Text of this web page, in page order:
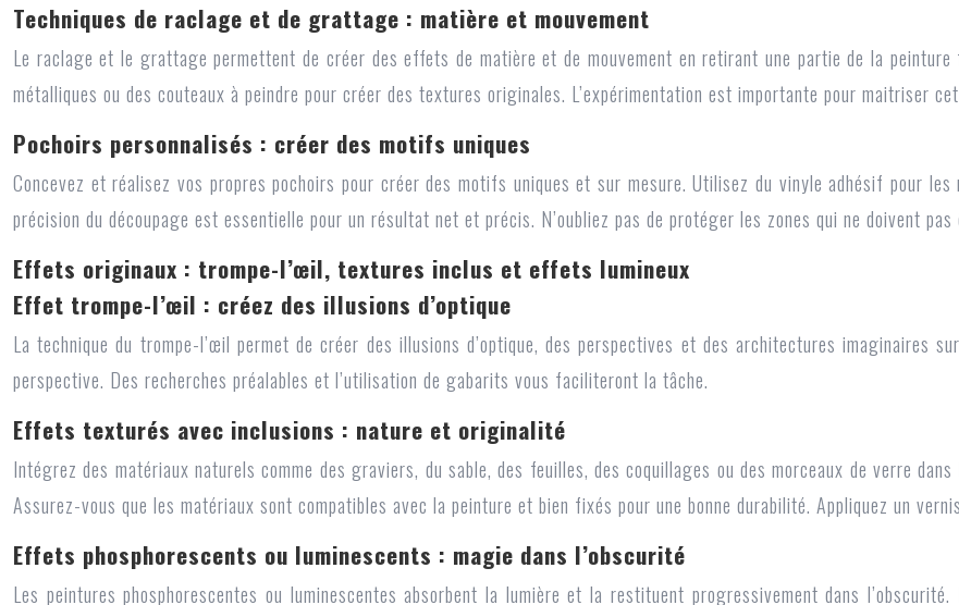
Techniques de raclage et de grattage : matière et mouvement
Le raclage et le grattage permettent de créer des effets de matière et de mouvement en retirant une partie de la
métalliques ou des couteaux à peindre pour créer des textures originales. L’expérimentation est importante pour maitriser
Pochoirs personnalisés : créer des motifs uniques
Concevez et réalisez vos propres pochoirs pour créer des motifs uniques et sur mesure. Utilisez du vinyle adhésif pour
précision du découpage est essentielle pour un résultat net et précis. N’oubliez pas de protéger les zones qui ne doivent
Effets originaux : trompe-l’œil, textures inclus et effets lumineux
Effet trompe-l’œil : créez des illusions d’optique
La technique du trompe-l’œil permet de créer des illusions d’optique, des perspectives et des architectures imaginaires
perspective. Des recherches préalables et l’utilisation de gabarits vous faciliteront la tâche.
Effets texturés avec inclusions : nature et originalité
Intégrez des matériaux naturels comme des graviers, du sable, des feuilles, des coquillages ou des morceaux de verre
Assurez-vous que les matériaux sont compatibles avec la peinture et bien fixés pour une bonne durabilité. Appliquez un
Effets phosphorescents ou luminescents : magie dans l’obscurité
Les peintures phosphorescentes ou luminescentes absorbent la lumière et la restituent progressivement dans